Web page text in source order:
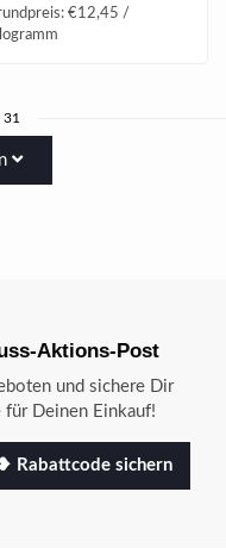
€12,45 /
31
Aktions-Post
und sichere Dir
für Deinen Einkauf!
❥ Rabattcode sichern